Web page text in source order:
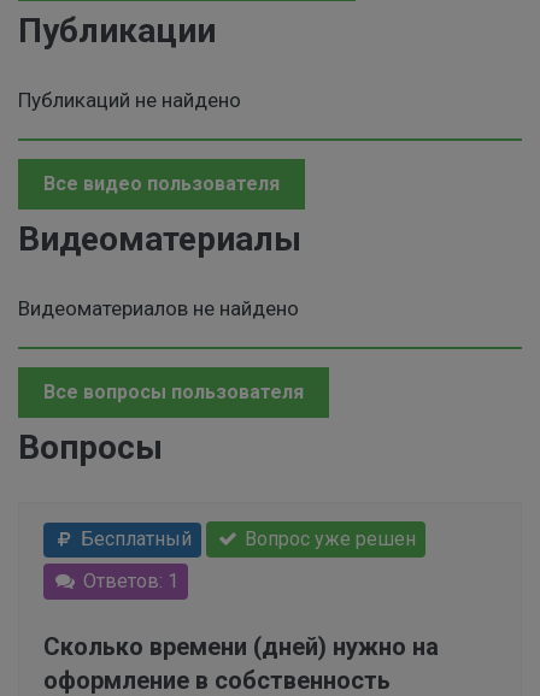
Публикации
Публикаций не найдено
Все видео пользователя
Видеоматериалы
Видеоматериалов не найдено
Все вопросы пользователя
Вопросы
Бесплатный
Вопрос уже решен
Ответов: 1
Сколько времени (дней) нужно на
оформление в собственность